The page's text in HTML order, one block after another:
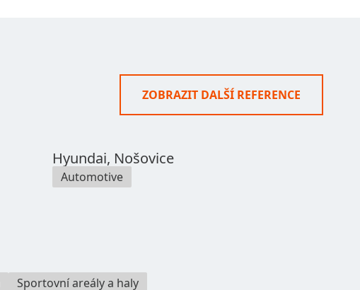
ZOBRAZIT DALŠÍ REFERENCE
Hyundai, Nošovice
Automotive
Sportovní areály a haly